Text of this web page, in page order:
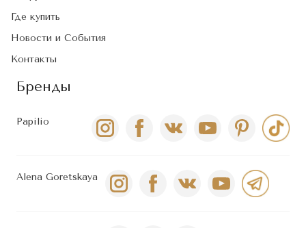
Где купить
Новости и События
Контакты
Бренды
Papilio
Alena Goretskaya